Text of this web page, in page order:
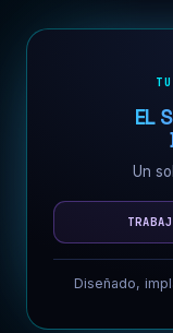
EL
Un
Diseñado,